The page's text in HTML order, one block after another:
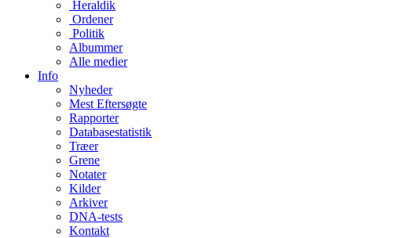
Heraldik
Ordener
Politik
Albummer
Alle medier
Info
Nyheder
Mest Eftersøgte
Rapporter
Databasestatistik
Træer
Grene
Notater
Kilder
Arkiver
DNA-tests
Kontakt